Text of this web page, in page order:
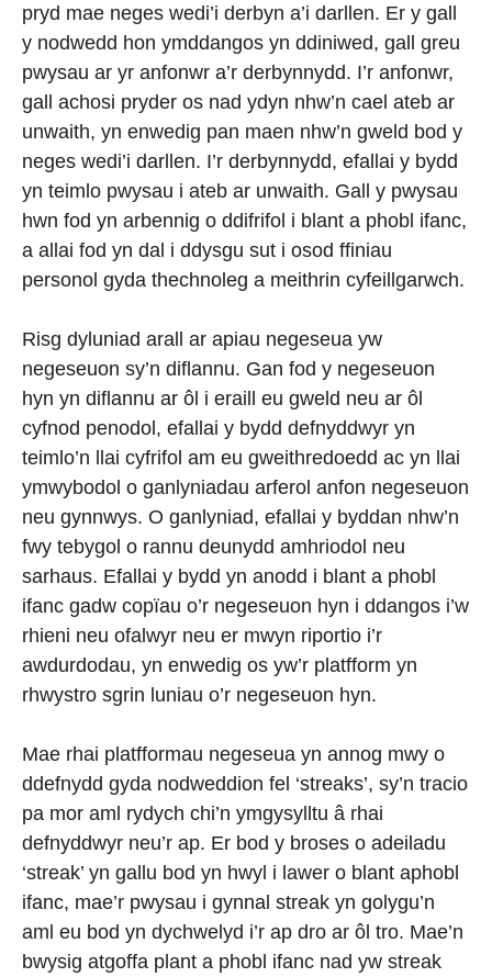
pryd mae neges wedi’i derbyn a’i darllen. Er y gall
y nodwedd hon ymddangos yn ddiniwed, gall greu
pwysau ar yr anfonwr a’r derbynnydd. I’r anfonwr,
gall achosi pryder os nad ydyn nhw’n cael ateb ar
unwaith, yn enwedig pan maen nhw’n gweld bod y
neges wedi’i darllen. I’r derbynnydd, efallai y bydd
yn teimlo pwysau i ateb ar unwaith. Gall y pwysau
hwn fod yn arbennig o ddifrifol i blant a phobl ifanc,
a allai fod yn dal i ddysgu sut i osod ffiniau
personol gyda thechnoleg a meithrin cyfeillgarwch.
Risg dyluniad arall ar apiau negeseua yw
negeseuon sy’n diflannu. Gan fod y negeseuon
hyn yn diflannu ar ôl i eraill eu gweld neu ar ôl
cyfnod penodol, efallai y bydd defnyddwyr yn
teimlo’n llai cyfrifol am eu gweithredoedd ac yn llai
ymwybodol o ganlyniadau arferol anfon negeseuon
neu gynnwys. O ganlyniad, efallai y byddan nhw’n
fwy tebygol o rannu deunydd amhriodol neu
sarhaus. Efallai y bydd yn anodd i blant a phobl
ifanc gadw copïau o’r negeseuon hyn i ddangos i’w
rhieni neu ofalwyr neu er mwyn riportio i’r
awdurdodau, yn enwedig os yw’r platfform yn
rhwystro sgrin luniau o’r negeseuon hyn.
Mae rhai platfformau negeseua yn annog mwy o
ddefnydd gyda nodweddion fel ‘streaks’, sy’n tracio
pa mor aml rydych chi’n ymgysylltu â rhai
defnyddwyr neu’r ap. Er bod y broses o adeiladu
‘streak’ yn gallu bod yn hwyl i lawer o blant aphobl
ifanc, mae’r pwysau i gynnal streak yn golygu’n
aml eu bod yn dychwelyd i’r ap dro ar ôl tro. Mae’n
bwysig atgoffa plant a phobl ifanc nad yw streak